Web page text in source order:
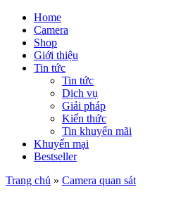
Home
Camera
Shop
Giới thiệu
Tin tức
Tin tức
Dịch vụ
Giải pháp
Kiến thức
Tin khuyến mãi
Khuyến mại
Bestseller
Trang chủ » Camera quan sát